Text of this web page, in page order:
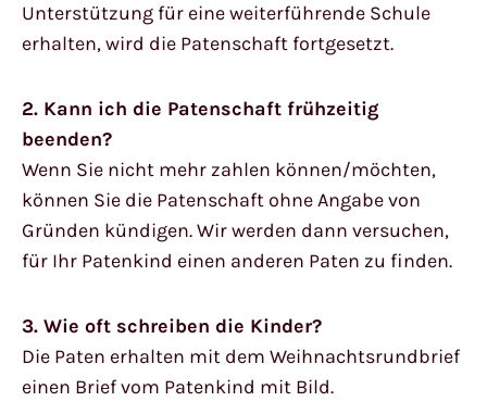
Unterstützung für eine weiterführende Schule
erhalten, wird die Patenschaft fortgesetzt.
2. Kann ich die Patenschaft frühzeitig
beenden?
Wenn Sie nicht mehr zahlen können/möchten,
können Sie die Patenschaft ohne Angabe von
Gründen kündigen. Wir werden dann versuchen,
für Ihr Patenkind einen anderen Paten zu finden.
3. Wie oft schreiben die Kinder?
Die Paten erhalten mit dem Weihnachtsrundbrief
einen Brief vom Patenkind mit Bild.